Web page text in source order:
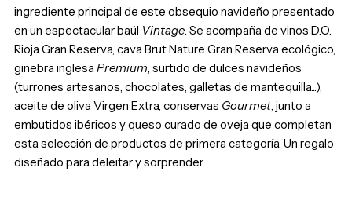
ingrediente principal de este obsequio navideño presentado
en un espectacular baúl Vintage. Se acompaña de vinos D.O.
Rioja Gran Reserva, cava Brut Nature Gran Reserva ecológico,
ginebra inglesa Premium, surtido de dulces navideños
(turrones artesanos, chocolates, galletas de mantequilla...),
aceite de oliva Virgen Extra, conservas Gourmet, junto a
embutidos ibéricos y queso curado de oveja que completan
esta selección de productos de primera categoría. Un regalo
diseñado para deleitar y sorprender.